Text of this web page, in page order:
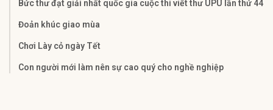
Bức thư đạt giải nhất quốc gia cuộc thi viết thư UPU lần thứ 44
Đoản khúc giao mùa
Chơi Lày cỏ ngày Tết
Con người mới làm nên sự cao quý cho nghề nghiệp